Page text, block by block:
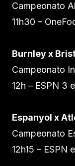
Campeonato
11h30 –
Burnley x
Campeonato
12h – ESPN 3
Espanyol x
Campeonato
12h15 – ESPN